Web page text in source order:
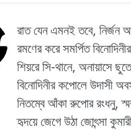
রাত যেন এমনই তবে, নির্জন
রমণের করে সমর্পিত
শিয়রে সি-থানে, অনায়াসে
বিনোদিনীর কপোলে উদাসী
নিতম্বে আঁকা রুপোর রংধনু,
হৃদয়ে জেগে উঠা জোৎন্সা